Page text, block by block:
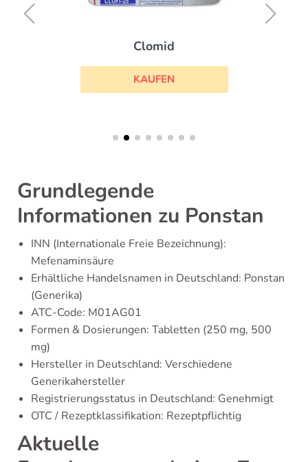
Clomid
KAUFEN
Grundlegende
Informationen zu Ponstan
INN (Internationale Freie Bezeichnung):
Mefenaminsäure
Erhältliche Handelsnamen in Deutschland: Ponstan
(Generika)
ATC-Code: M01AG01
Formen & Dosierungen: Tabletten (250 mg, 500
mg)
Hersteller in Deutschland: Verschiedene
Generikahersteller
Registrierungsstatus in Deutschland: Genehmigt
OTC / Rezeptklassifikation: Rezeptpflichtig
Aktuelle